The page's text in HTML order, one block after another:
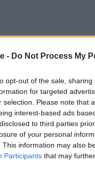
- Do Not Process My
opt-out of the sale,
for targeted
selection. Please note that
interest-based ads
to third parties
of your personal
This information may also
Participants that may